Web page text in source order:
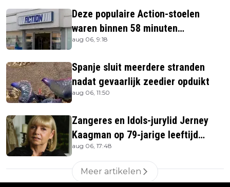
Deze populaire Action-stoelen
waren binnen 58 minuten
uitverkocht zijn vandaag weer te
aug 06, 9:18
Spanje sluit meerdere stranden
nadat gevaarlijk zeedier opduikt
aug 06, 11:50
Zangeres en Idols-jurylid Jerney
Kaagman op 79-jarige leeftijd
overleden
aug 06, 17:48
Meer artikelen